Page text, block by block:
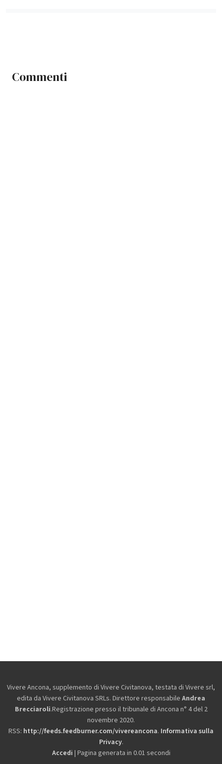
Commenti
Vivere Ancona, supplemento di Vivere Civitanova, testata di Vivere srl,
edita da Vivere Civitanova SRLs. Direttore responsabile Andrea
Brecciaroli.Registrazione presso il tribunale di Ancona n° 4 del 2
novembre 2020.
RSS: http://feeds.feedburner.com/vivereancona. Informativa sulla
Privacy.
Accedi | Pagina generata in 0.01 secondi